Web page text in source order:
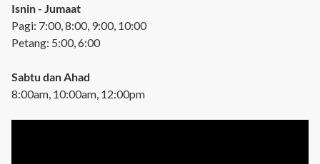
Isnin - Jumaat
Pagi: 7:00, 8:00, 9:00, 10:00
Petang: 5:00, 6:00
Sabtu dan Ahad
8:00am, 10:00am, 12:00pm